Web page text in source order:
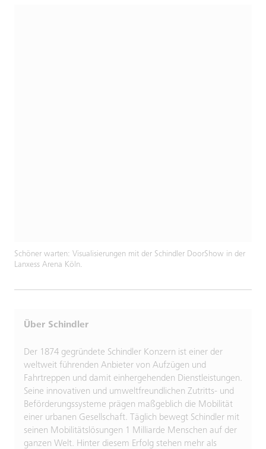
Schöner warten: Visualisierungen mit der Schindler DoorShow in der
Lanxess Arena Köln.
Über Schindler
Der 1874 gegründete Schindler Konzern ist einer der
weltweit führenden Anbieter von Aufzügen und
Fahrtreppen und damit einhergehenden Dienstleistungen.
Seine innovativen und umweltfreundlichen Zutritts- und
Beförderungssysteme prägen maßgeblich die Mobilität
einer urbanen Gesellschaft. Täglich bewegt Schindler mit
seinen Mobilitätslösungen 1 Milliarde Menschen auf der
ganzen Welt. Hinter diesem Erfolg stehen mehr als